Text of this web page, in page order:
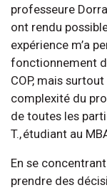
professeure
ont rendu
expérience m’a
fonctionnement
COP, mais
complexité du
de toutes les
T., étudiant au
En se
prendre des